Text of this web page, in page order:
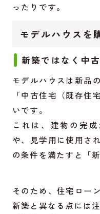
ったりです。
モデルハウスを
新築ではなく中
モデルハウスは新品
「中古住宅（既存住
いです。
これは、建物の完
や、見学用に使用さ
の条件を満たすと「
そのため、住宅ロー
新築と異なる点には